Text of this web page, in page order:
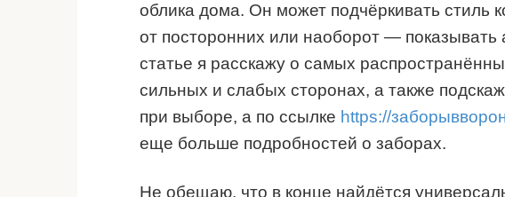
облика дома. Он может подчёркивать стиль
от посторонних или наоборот — показывать
статье я расскажу о самых
сильных и слабых сторонах, а также
при выборе, а по ссылке https://
еще больше подробностей о заборах.
Не обещаю, что в конце найдётся